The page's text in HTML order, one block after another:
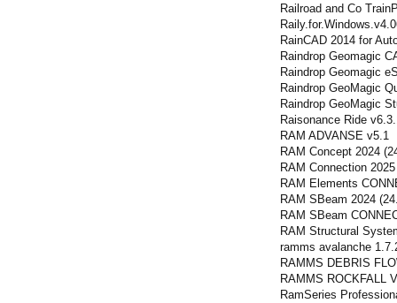
Railroad and Co
RainCAD 2014 for
Raindrop Geomagic
Raindrop Geomagic
Raindrop GeoMagic
Raindrop GeoMagic
Raisonance Ride
RAM ADVANSE v5.1
RAM Concept 2024
RAM Connection
RAM Elements
RAM SBeam 2024
RAM SBeam
RAM Structural
ramms avalanche
RAMMS DEBRIS
RAMMS ROCKFALL
RamSeries